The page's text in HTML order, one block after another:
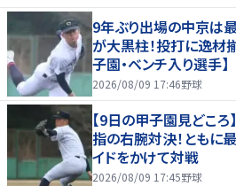
9年ぶり出場の中京は
が大黒柱！投打に逸材
子園・ベンチ入り選手】
2026/08/09 17:46野球
【9日の甲子園見どこ
指の右腕対決！ともに
イドをかけて対戦
2026/08/09 17:45野球